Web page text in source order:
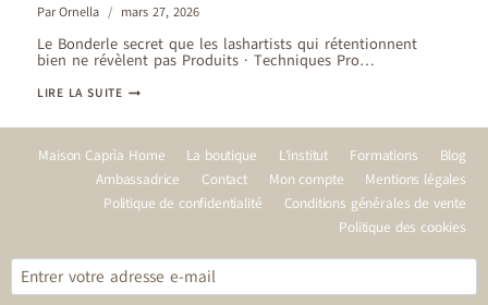
ParOrnella mars 27, 2026
Le Bonderle secret que les lashartists qui rétentionnent
bien ne révèlent pas Produits · Techniques Pro…
LIRE LA SUITELES
DU
Maison Caprìa Home La boutique L’institut Formations
Blog
Ambassadrice
Contact Mon compte
Mentions légales
Politique de confidentialité
Conditions générales de vente
Politique des cookies